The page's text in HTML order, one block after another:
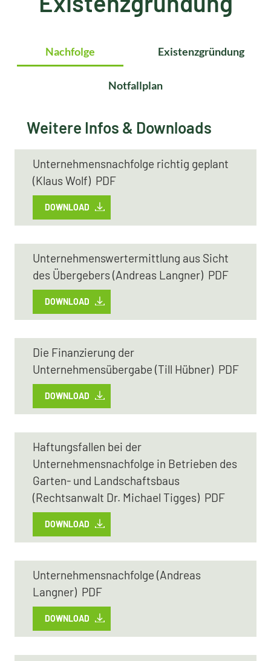
Nachfolge Existenzgründung
Notfallplan
Weitere Infos & Downloads
Unternehmensnachfolge richtig geplant
(Klaus Wolf) PDF
DOWNLOAD
Unternehmenswertermittlung aus Sicht
des Übergebers (Andreas Langner) PDF
DOWNLOAD
Die Finanzierung der
Unternehmensübergabe (Till Hübner) PDF
DOWNLOAD
Haftungsfallen bei der
Unternehmensnachfolge in Betrieben des
Garten- und Landschaftsbaus
(Rechtsanwalt Dr. Michael Tigges) PDF
DOWNLOAD
Unternehmensnachfolge (Andreas
Langner) PDF
DOWNLOAD